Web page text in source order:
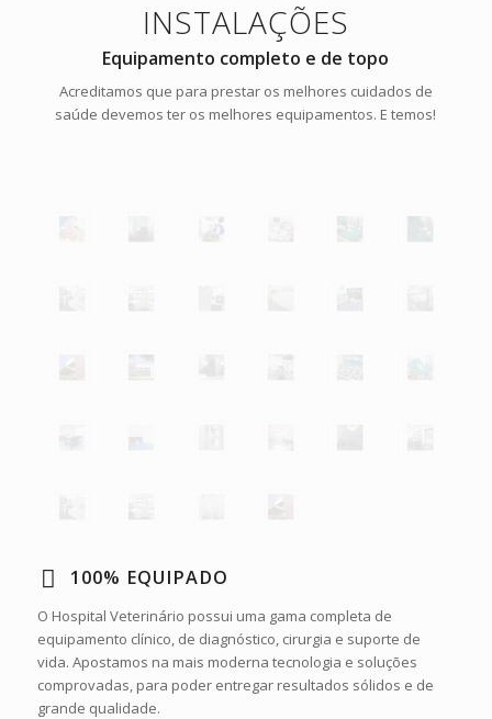
INSTALAÇÕES
Equipamento completo e de topo
Acreditamos que para prestar os melhores cuidados de
saúde devemos ter os melhores equipamentos. E temos!
100% EQUIPADO
O Hospital Veterinário possui uma gama completa de
equipamento clínico, de diagnóstico, cirurgia e suporte de
vida. Apostamos na mais moderna tecnologia e soluções
comprovadas, para poder entregar resultados sólidos e de
grande qualidade.